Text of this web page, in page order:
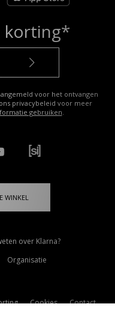
korting*
voor het ontvangen
privacybeleid voor meer
gebruiken.
WINKEL
over Klarna?
Organisatie
Cookies
Contact